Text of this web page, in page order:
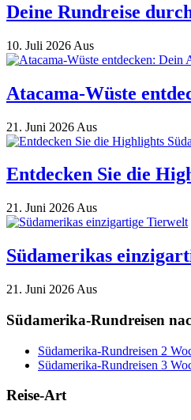
Deine Rundreise
10. Juli 2026 Aus
Atacama-Wüste
21. Juni 2026 Aus
Entdecken Sie die
21. Juni 2026 Aus
Südamerikas
21. Juni 2026 Aus
Südamerika-Rundreisen
Südamerika-Rundreisen 2
Südamerika-Rundreisen 3
Reise-Art